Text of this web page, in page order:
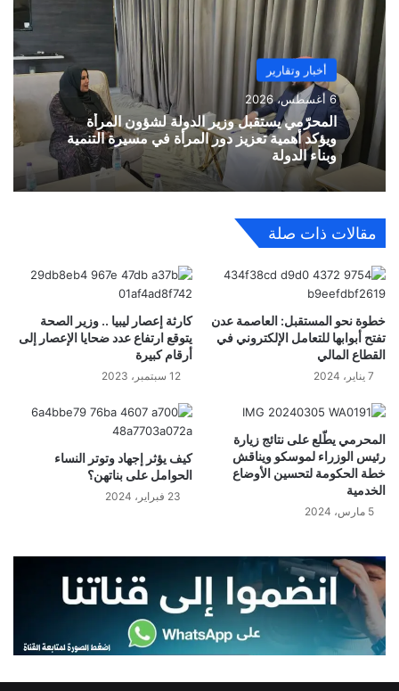
أخبار وتقارير
6 أغسطس، 2026
المحرّمي يستقبل وزير الدولة لشؤون المرأة
ويؤكد أهمية تعزيز دور المرأة في مسيرة التنمية
وبناء الدولة
مقالات ذات صلة
خطوة نحو المستقبل: العاصمة عدن
تفتح أبوابها للتعامل الإلكتروني في
القطاع المالي
7 يناير، 2024
كارثة إعصار ليبيا .. وزير الصحة
يتوقع ارتفاع عدد ضحايا الإعصار إلى
أرقام كبيرة
12 سبتمبر، 2023
المحرمي يطّلع على نتائج زيارة
رئيس الوزراء لموسكو ويناقش
خطة الحكومة لتحسين الأوضاع
الخدمية
5 مارس، 2024
كيف يؤثر إجهاد وتوتر النساء
الحوامل على بناتهن؟
23 فبراير، 2024